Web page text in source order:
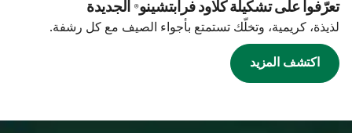
تعرّفوا على تشكيلة كلاود فرابتشينو® الجديدة
لذيذة، كريمية، وتخلّك تستمتع بأجواء الصيف مع كل رشفة.
اكتشف المزيد